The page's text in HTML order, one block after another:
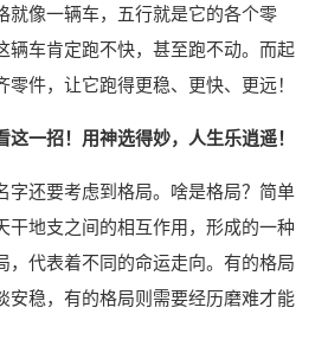
就像一辆车，五行就是它的各个零
辆车肯定跑不快，甚至跑不动。而起
件，让它跑得更稳、更快、更远！
这一招！用神选得妙，人生乐逍遥！
字还要考虑到格局。啥是格局？简单
干地支之间的相互作用，形成的一种
，代表着不同的命运走向。有的格局
安稳，有的格局则需要经历磨难才能